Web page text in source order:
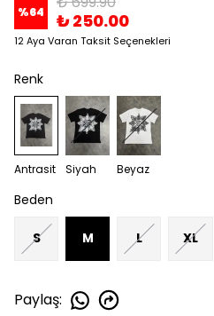
%64 ₺ 250.00
12 Aya Varan Taksit Seçenekleri
Renk
Antrasit Siyah Beyaz
Beden
S M L XL
Paylaş: